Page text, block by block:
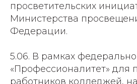
просветительских
Министерства
Федерации.
5.06. В рамках
«Профессионалитет» для
работников колледжей,